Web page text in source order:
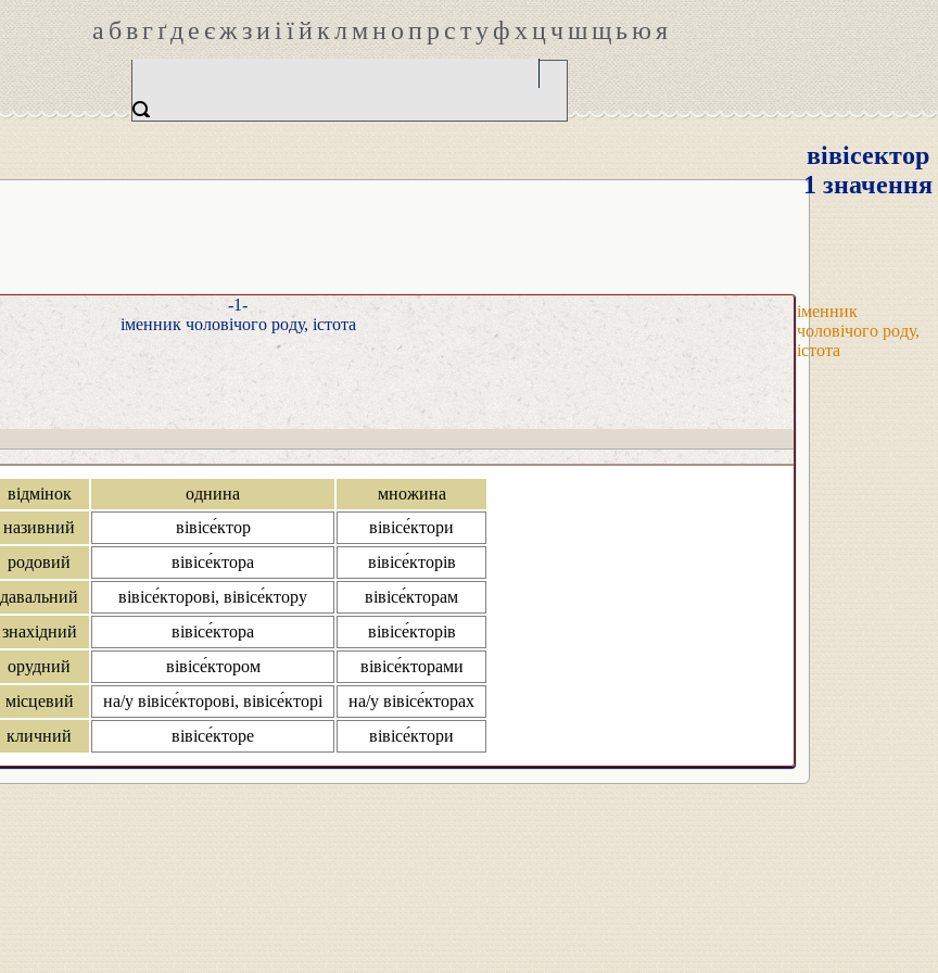
абвгґдеєжзиіїйклмнопрстуфхцчшщьюя
вівісектор
1 значення
іменник
чоловічого роду,
істота
-1-
іменник чоловічого роду, істота
відмінок однина
множина
називний
вівісе́ктор
вівісе́ктори
родовий
вівісе́ктора
вівісе́кторів
давальний
вівісе́кторові, вівісе́ктору
вівісе́кторам
знахідний
вівісе́ктора
вівісе́кторів
орудний
вівісе́ктором
вівісе́кторами
місцевий
на/у вівісе́кторові, вівісе́кторі
на/у вівісе́кторах
кличний
вівісе́кторе вівісе́ктори